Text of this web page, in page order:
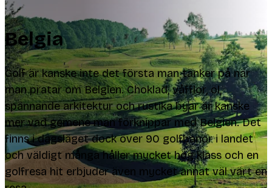
Belgia
Golf är kanske inte det första man tänker på när
man pratar om Belgien. Choklad, våfflor, öl,
spännande arkitektur och rustika byar är kanske
mer vad gemene man förknippar med Belgien. Det
finns i dagsläget dock över 90 golfbanor i landet
och väldigt många håller mycket hög klass och en
golfresa hit erbjuder även mycket annat väl värt en